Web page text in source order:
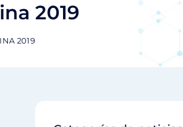
2019
2019